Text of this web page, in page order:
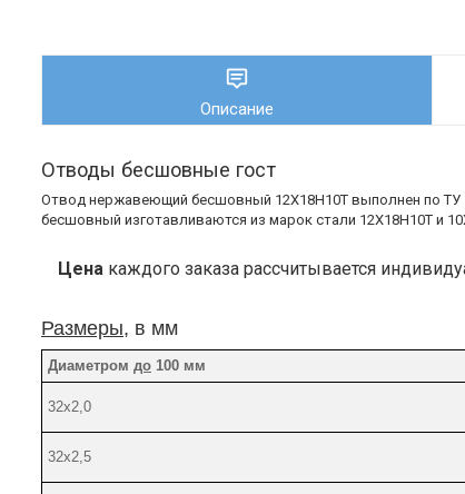
Описание
Отводы бесшовные гост
Отвод нержавеющий бесшовный 12Х18Н10Т выполнен по ТУ
бесшовный изготавливаются из марок стали 12Х18Н10Т и
Цена каждого заказа рассчитывается
Размеры, в мм
Диаметром до 100 мм
32х2,0
32х2,5